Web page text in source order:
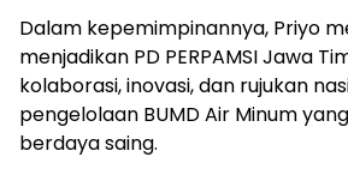
Dalam kepemimpinannya, Priyo
menjadikan PD PERPAMSI Jawa
kolaborasi, inovasi, dan rujukan
pengelolaan BUMD Air Minum
berdaya saing.